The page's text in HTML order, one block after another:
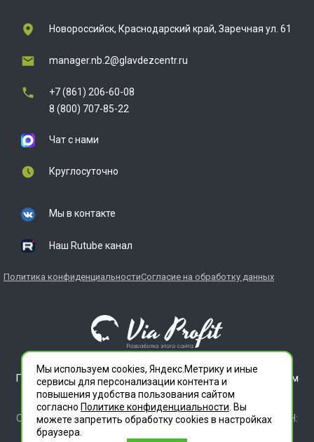
Новороссийск, Краснодарский край, Заречная ул. 61
manager.nb.2@glavdezcentr.ru
+7 (861) 206-60-08
8 (800) 707-85-22
Чат с нами
Круглосуточно
Мы в контакте
Наш Rutube канал
Политика конфиденциальностиСогласие на обработку данных
ГЛАВДЕЗЦЕНТР является зарегистрированным товарным
знаком. Все права защищены.
ООО "СЛУЖБА ДЕЗИНФЕКЦИИ" 620012 СВЕРДЛОВСКАЯ
ОБЛАСТЬ Г. ЕКАТЕРИНБУРГ, УЛ. ИЛЬИЧА ДОМ 14 КВ 11 ИНН:
6686112972 ОГРН 1196658010020
Мы используем cookies, Яндекс.Метрику и иные
сервисы для персонализации контента и
повышения удобства пользования сайтом
согласно Политике конфиденциальности . Вы
можете запретить обработку сookies в настройках
браузера.